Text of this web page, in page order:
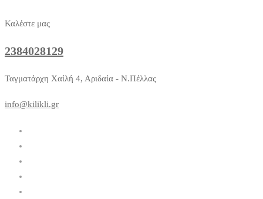
Καλέστε μας
2384028129
Ταγματάρχη Χαίλή 4, Αριδαία - Ν.Πέλλας
info@kilikli.gr